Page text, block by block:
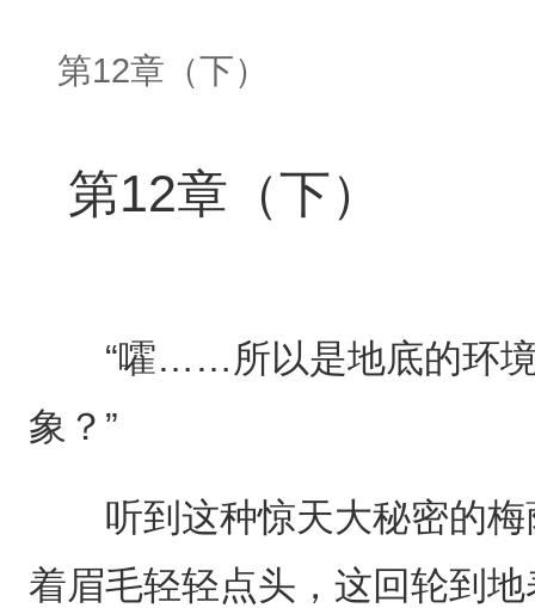
第12章（下）
第12章（下）
“嚯……所以是地底的环境
象？”
听到这种惊天大秘密的梅
着眉毛轻轻点头，这回轮到